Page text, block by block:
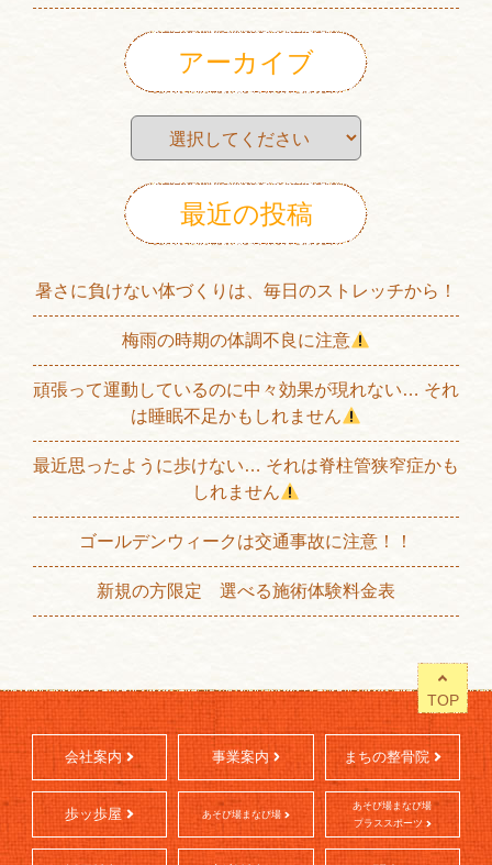
アーカイブ
最近の投稿
暑さに負けない体づくりは、毎日のストレッチから！
梅雨の時期の体調不良に注意
頑張って運動しているのに中々効果が現れない… それ
は睡眠不足かもしれません
最近思ったように歩けない… それは脊柱管狭窄症かも
しれません
ゴールデンウィークは交通事故に注意！！
新規の方限定 選べる施術体験料金表
TOP
会社案内 事業案内 まちの整骨院
歩ッ歩屋 あそび場まなび場
あそび場まなび場
プラススポーツ